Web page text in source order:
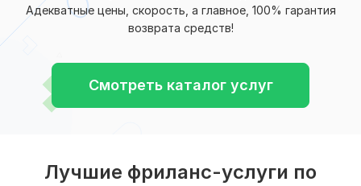
Адекватные цены, скорость, а главное, 100% гарантия
возврата средств!
Смотреть каталог услуг
Лучшие фриланс-услуги по